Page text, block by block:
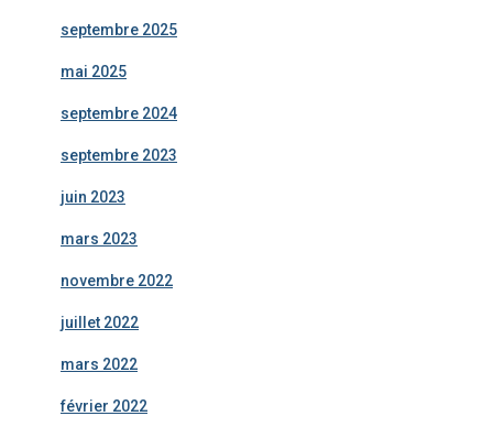
septembre 2025
mai 2025
septembre 2024
septembre 2023
juin 2023
mars 2023
novembre 2022
juillet 2022
mars 2022
février 2022